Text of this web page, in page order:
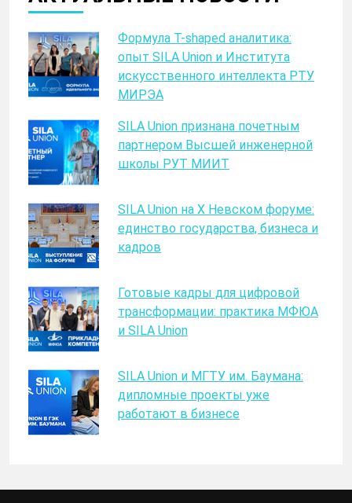
Формула T-shaped аналитика:
опыт SILA Union и Института
искусственного интеллекта РТУ
МИРЭА
SILA Union признана почетным
партнером Высшей инженерной
школы РУТ МИИТ
SILA Union на X Невском форуме:
единство государства, бизнеса и
кадров
Готовые кадры для цифровой
трансформации: практика МФЮА
и SILA Union
SILA Union и МГТУ им. Баумана:
дипломные проекты уже
работают в бизнесе